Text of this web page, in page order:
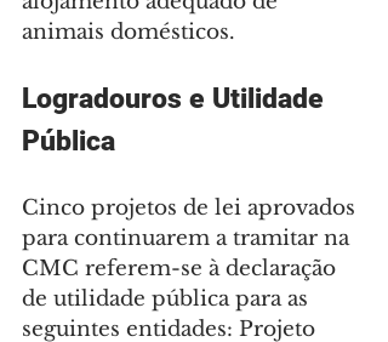
animais domésticos.
Logradouros e Utilidade
Pública
Cinco projetos de lei aprovados
para continuarem a tramitar na
CMC referem-se à declaração
de utilidade pública para as
seguintes entidades: Projeto